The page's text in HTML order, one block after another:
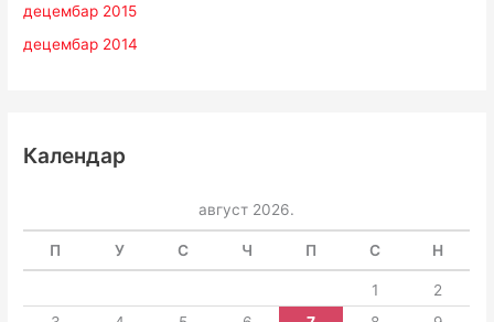
децембар 2015
децембар 2014
Календар
август 2026.
П У С Ч П С Н
1
2